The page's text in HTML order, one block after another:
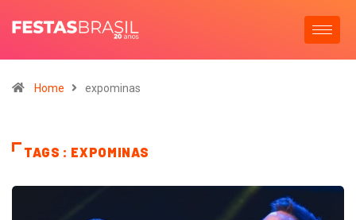
Home expominas
TAGS : EXPOMINAS